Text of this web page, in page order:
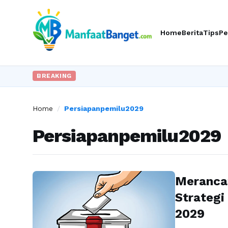
HomeBeritaTips
BREAKING
Home / Persiapanpemilu2029
Persiapanpemilu2029
Strategi
2029